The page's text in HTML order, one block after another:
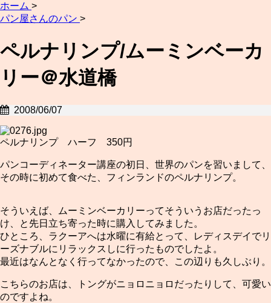
ホーム >
パン屋さんのパン >
ペルナリンプ/ムーミンベーカ
リー＠水道橋
2008/06/07
ペルナリンプ ハーフ 350円
パンコーディネーター講座の初日、世界のパンを習いまして、
その時に初めて食べた、フィンランドのペルナリンプ。
そういえば、ムーミンベーカリーってそういうお店だったっ
け、と先日立ち寄った時に購入してみました。
ひところ、ラクーアへは水曜に有給とって、レディスデイでリ
ーズナブルにリラックスしに行ったものでしたよ。
最近はなんとなく行ってなかったので、この辺りも久しぶり。
こちらのお店は、トングがニョロニョロだったりして、可愛い
のですよね。